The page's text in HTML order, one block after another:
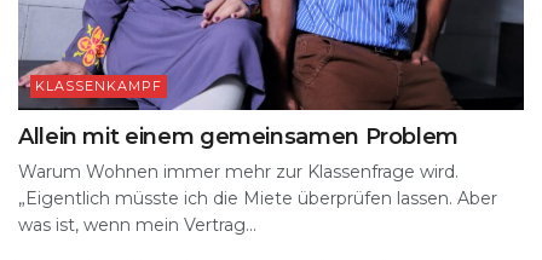
KLASSENKAMPF
Allein mit einem gemeinsamen Problem
Warum Wohnen immer mehr zur Klassenfrage wird.
„Eigentlich müsste ich die Miete überprüfen lassen. Aber
was ist, wenn mein Vertrag...